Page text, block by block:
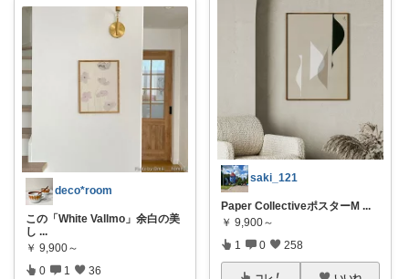
deco*room
この「White Vallmo」余白の美
し ...
￥ 9,900～
0 1 36
saki_121
Paper CollectiveポスターM ...
￥ 9,900～
1 0 258
コレ いいね